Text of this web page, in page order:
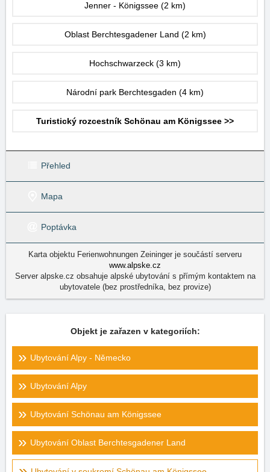
Jenner - Königssee (2 km)
Oblast Berchtesgadener Land (2 km)
Hochschwarzeck (3 km)
Národní park Berchtesgaden (4 km)
Turistický rozcestník Schönau am Königssee >>
Přehled
Mapa
Poptávka
Karta objektu Ferienwohnungen Zeininger je součástí serveru
www.alpske.cz
Server alpske.cz obsahuje alpské ubytování s přímým kontaktem na
ubytovatele (bez prostředníka, bez provize)
Objekt je zařazen v kategoriích:
Ubytování Alpy - Německo
Ubytování Alpy
Ubytování Schönau am Königssee
Ubytování Oblast Berchtesgadener Land